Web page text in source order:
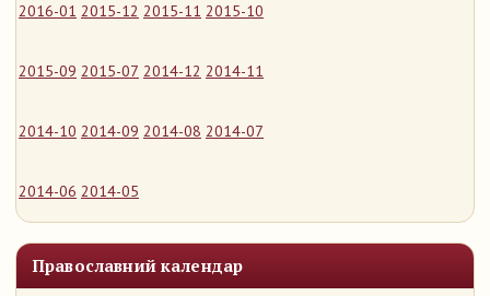
2016-01 2015-12 2015-11 2015-10
2015-09 2015-07 2014-12 2014-11
2014-10 2014-09 2014-08 2014-07
2014-06 2014-05
Православний календар